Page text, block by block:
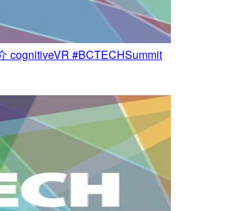
cognitiveVR #BCTECHSummit